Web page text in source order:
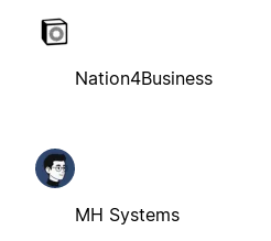
Nation4Business
MH Systems